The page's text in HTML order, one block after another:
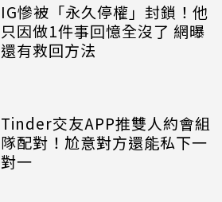
IG慘被「永久停權」封鎖！他
只因做1件事回憶全沒了 網曝
還有救回方法
Tinder交友APP推雙人約會組
隊配對！尬意對方還能私下一
對一